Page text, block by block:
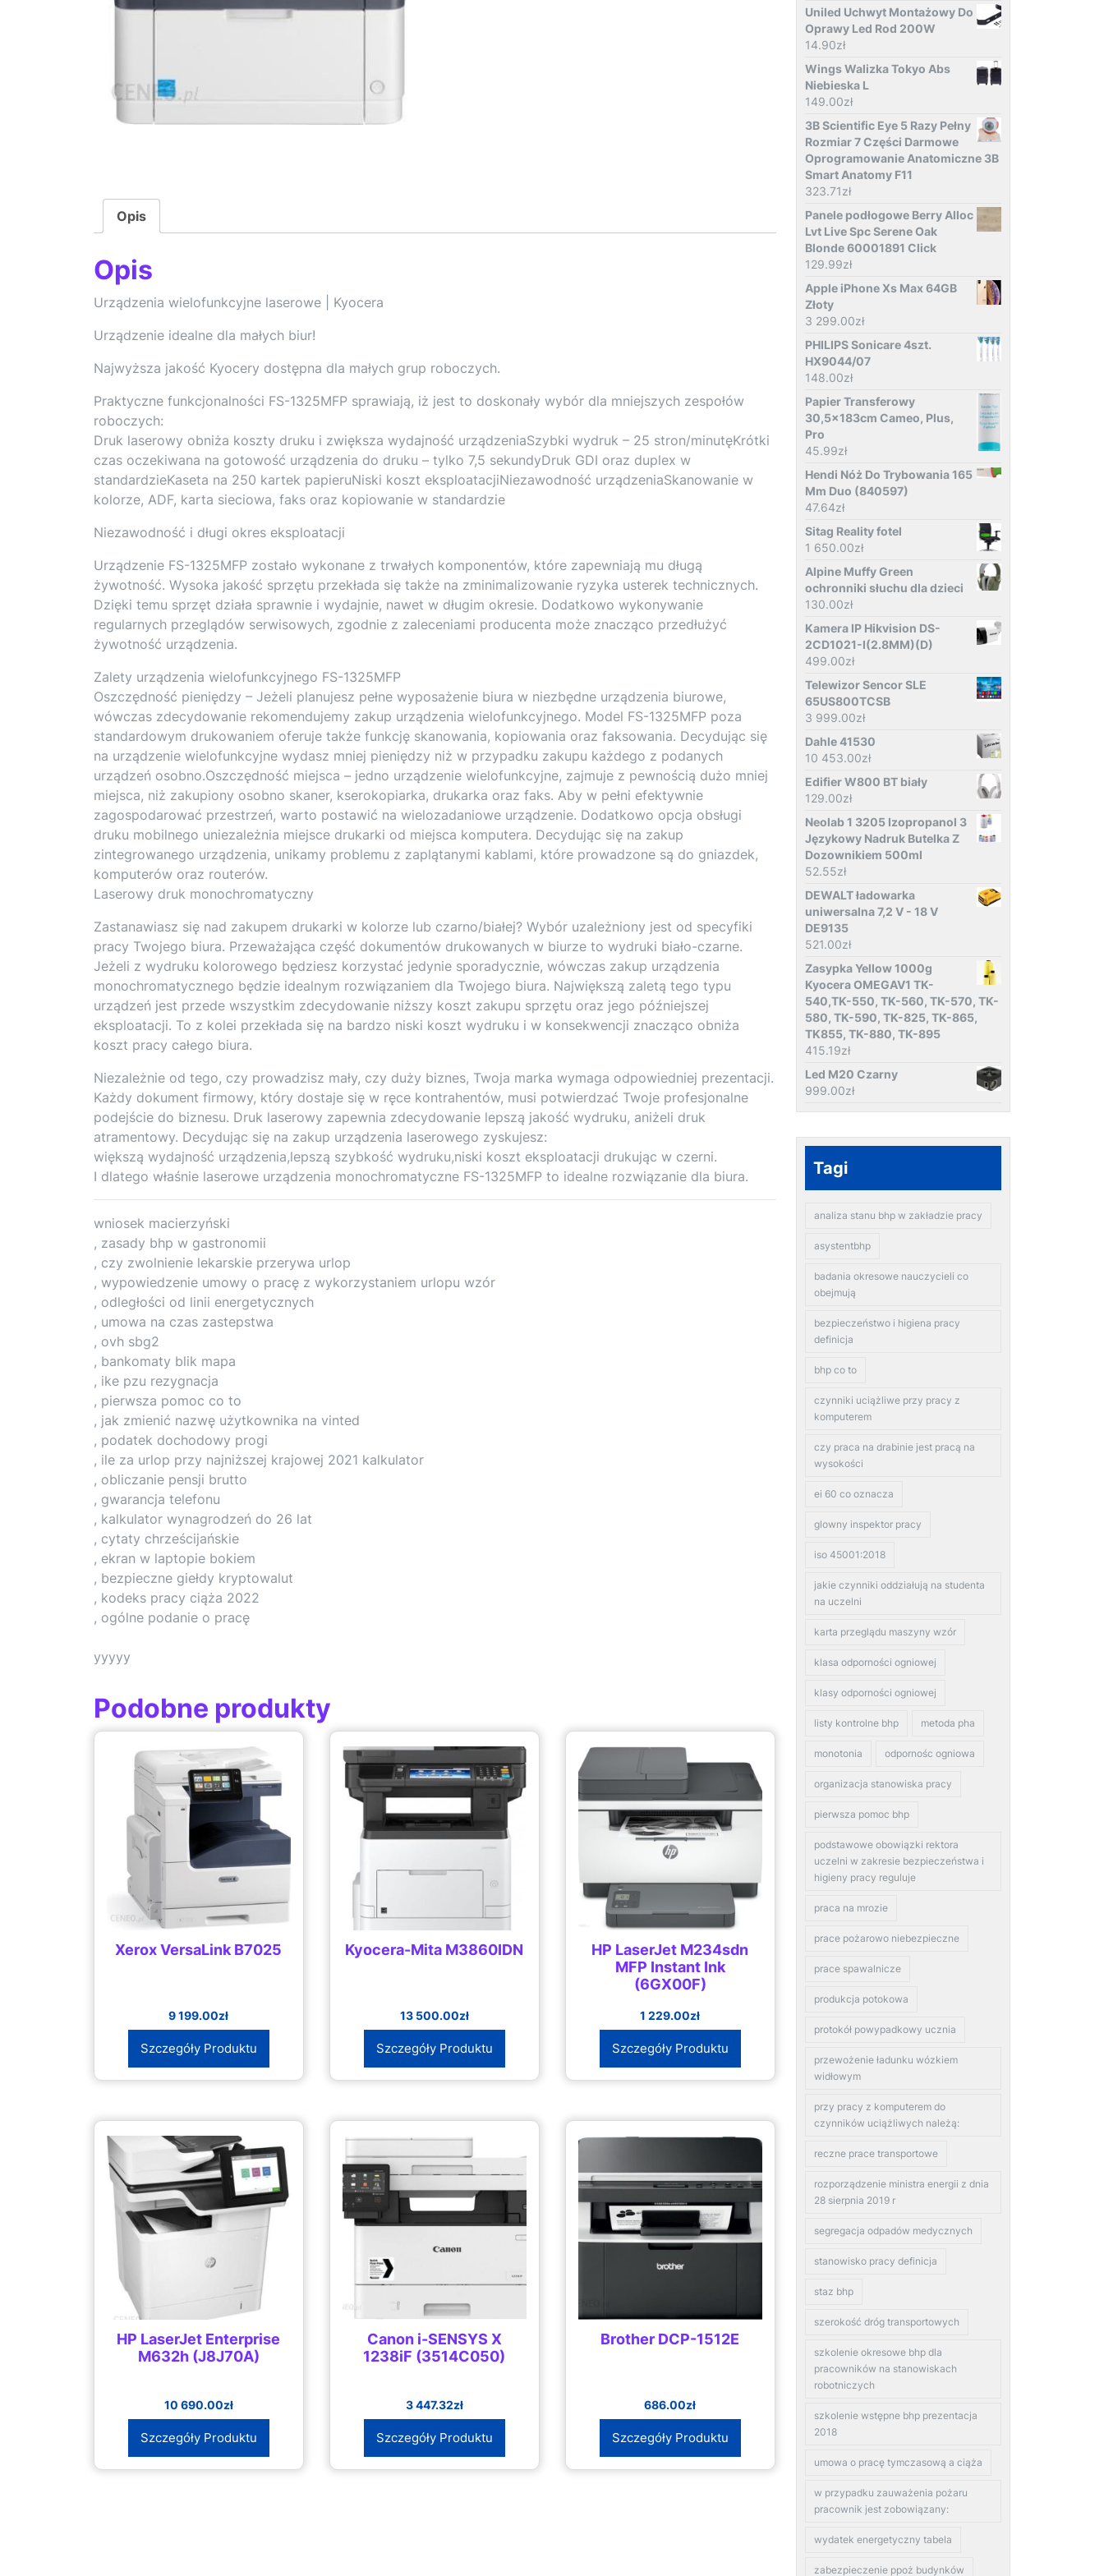
Opis
Opis
Urządzenia wielofunkcyjne laserowe | Kyocera
Urządzenie idealne dla małych biur!
Najwyższa jakość Kyocery dostępna dla małych grup roboczych.
Praktyczne funkcjonalności FS-1325MFP sprawiają, iż jest to doskonały wybór dla mniejszych zespołów
roboczych:
Druk laserowy obniża koszty druku i zwiększa wydajność urządzeniaSzybki wydruk – 25 stron/minutęKrótki
czas oczekiwana na gotowość urządzenia do druku – tylko 7,5 sekundyDruk GDI oraz duplex w
standardzieKaseta na 250 kartek papieruNiski koszt eksploatacjiNiezawodność urządzeniaSkanowanie w
kolorze, ADF, karta sieciowa, faks oraz kopiowanie w standardzie
Niezawodność i długi okres eksploatacji
Urządzenie FS-1325MFP zostało wykonane z trwałych komponentów, które zapewniają mu długą
żywotność. Wysoka jakość sprzętu przekłada się także na zminimalizowanie ryzyka usterek technicznych.
Dzięki temu sprzęt działa sprawnie i wydajnie, nawet w długim okresie. Dodatkowo wykonywanie
regularnych przeglądów serwisowych, zgodnie z zaleceniami producenta może znacząco przedłużyć
żywotność urządzenia.
Zalety urządzenia wielofunkcyjnego FS-1325MFP
Oszczędność pieniędzy – Jeżeli planujesz pełne wyposażenie biura w niezbędne urządzenia biurowe,
wówczas zdecydowanie rekomendujemy zakup urządzenia wielofunkcyjnego. Model FS-1325MFP poza
standardowym drukowaniem oferuje także funkcję skanowania, kopiowania oraz faksowania. Decydując się
na urządzenie wielofunkcyjne wydasz mniej pieniędzy niż w przypadku zakupu każdego z podanych
urządzeń osobno.Oszczędność miejsca – jedno urządzenie wielofunkcyjne, zajmuje z pewnością dużo mniej
miejsca, niż zakupiony osobno skaner, kserokopiarka, drukarka oraz faks. Aby w pełni efektywnie
zagospodarować przestrzeń, warto postawić na wielozadaniowe urządzenie. Dodatkowo opcja obsługi
druku mobilnego uniezależnia miejsce drukarki od miejsca komputera. Decydując się na zakup
zintegrowanego urządzenia, unikamy problemu z zaplątanymi kablami, które prowadzone są do gniazdek,
komputerów oraz routerów.
Laserowy druk monochromatyczny
Zastanawiasz się nad zakupem drukarki w kolorze lub czarno/białej? Wybór uzależniony jest od specyfiki
pracy Twojego biura. Przeważająca część dokumentów drukowanych w biurze to wydruki biało-czarne.
Jeżeli z wydruku kolorowego będziesz korzystać jedynie sporadycznie, wówczas zakup urządzenia
monochromatycznego będzie idealnym rozwiązaniem dla Twojego biura. Największą zaletą tego typu
urządzeń jest przede wszystkim zdecydowanie niższy koszt zakupu sprzętu oraz jego późniejszej
eksploatacji. To z kolei przekłada się na bardzo niski koszt wydruku i w konsekwencji znacząco obniża
koszt pracy całego biura.
Niezależnie od tego, czy prowadzisz mały, czy duży biznes, Twoja marka wymaga odpowiedniej prezentacji.
Każdy dokument firmowy, który dostaje się w ręce kontrahentów, musi potwierdzać Twoje profesjonalne
podejście do biznesu. Druk laserowy zapewnia zdecydowanie lepszą jakość wydruku, aniżeli druk
atramentowy. Decydując się na zakup urządzenia laserowego zyskujesz:
większą wydajność urządzenia,lepszą szybkość wydruku,niski koszt eksploatacji drukując w czerni.
I dlatego właśnie laserowe urządzenia monochromatyczne FS-1325MFP to idealne rozwiązanie dla biura.
wniosek macierzyński
, zasady bhp w gastronomii
, czy zwolnienie lekarskie przerywa urlop
, wypowiedzenie umowy o pracę z wykorzystaniem urlopu wzór
, odległości od linii energetycznych
, umowa na czas zastepstwa
, ovh sbg2
, bankomaty blik mapa
, ike pzu rezygnacja
, pierwsza pomoc co to
, jak zmienić nazwę użytkownika na vinted
, podatek dochodowy progi
, ile za urlop przy najniższej krajowej 2021 kalkulator
, obliczanie pensji brutto
, gwarancja telefonu
, kalkulator wynagrodzeń do 26 lat
, cytaty chrześcijańskie
, ekran w laptopie bokiem
, bezpieczne giełdy kryptowalut
, kodeks pracy ciąża 2022
, ogólne podanie o pracę
yyyyy
Podobne produkty
Xerox VersaLink B7025
9 199.00zł
Szczegóły Produktu
Kyocera-Mita M3860IDN
13 500.00zł
Szczegóły Produktu
HP LaserJet M234sdn
MFP Instant Ink
(6GX00F)
1 229.00zł
Szczegóły Produktu
HP LaserJet Enterprise
M632h (J8J70A)
10 690.00zł
Szczegóły Produktu
Canon i-SENSYS X
1238iF (3514C050)
3 447.32zł
Szczegóły Produktu
Brother DCP-1512E
686.00zł
Szczegóły Produktu
Uniled Uchwyt Montażowy Do
Oprawy Led Rod 200W
14.90zł
Wings Walizka Tokyo Abs
Niebieska L
149.00zł
3B Scientific Eye 5 Razy Pełny
Rozmiar 7 Części Darmowe
Oprogramowanie Anatomiczne 3B
Smart Anatomy F11
323.71zł
Panele podłogowe Berry Alloc
Lvt Live Spc Serene Oak
Blonde 60001891 Click
129.99zł
Apple iPhone Xs Max 64GB
Złoty
3 299.00zł
PHILIPS Sonicare 4szt.
HX9044/07
148.00zł
Papier Transferowy
30,5x183cm Cameo, Plus,
Pro
45.99zł
Hendi Nóż Do Trybowania 165
Mm Duo (840597)
47.64zł
Sitag Reality fotel
1 650.00zł
Alpine Muffy Green
ochronniki słuchu dla dzieci
130.00zł
Kamera IP Hikvision DS-
2CD1021-I(2.8MM)(D)
499.00zł
Telewizor Sencor SLE
65US800TCSB
3 999.00zł
Dahle 41530
10 453.00zł
Edifier W800 BT biały
129.00zł
Neolab 1 3205 Izopropanol 3
Językowy Nadruk Butelka Z
Dozownikiem 500ml
52.55zł
DEWALT ładowarka
uniwersalna 7,2 V - 18 V
DE9135
521.00zł
Zasypka Yellow 1000g
Kyocera OMEGAV1 TK-
540,TK-550, TK-560, TK-570, TK-
580, TK-590, TK-825, TK-865,
TK855, TK-880, TK-895
415.19zł
Led M20 Czarny
999.00zł
Tagi
analiza stanu bhp w zakładzie pracy
asystentbhp
badania okresowe nauczycieli co
obejmują
bezpieczeństwo i higiena pracy
definicja
bhp co to
czynniki uciążliwe przy pracy z
komputerem
czy praca na drabinie jest pracą na
wysokości
ei 60 co oznacza
glowny inspektor pracy
iso 45001:2018
jakie czynniki oddziałują na studenta
na uczelni
karta przeglądu maszyny wzór
klasa odporności ogniowej
klasy odporności ogniowej
listy kontrolne bhp metoda pha
monotonia odpornośc ogniowa
organizacja stanowiska pracy
pierwsza pomoc bhp
podstawowe obowiązki rektora
uczelni w zakresie bezpieczeństwa i
higieny pracy reguluje
praca na mrozie
prace pożarowo niebezpieczne
prace spawalnicze
produkcja potokowa
protokół powypadkowy ucznia
przewożenie ładunku wózkiem
widłowym
przy pracy z komputerem do
czynników uciążliwych należą:
reczne prace transportowe
rozporządzenie ministra energii z dnia
28 sierpnia 2019 r
segregacja odpadów medycznych
stanowisko pracy definicja
staz bhp
szerokość dróg transportowych
szkolenie okresowe bhp dla
pracowników na stanowiskach
robotniczych
szkolenie wstępne bhp prezentacja
2018
umowa o pracę tymczasową a ciąża
w przypadku zauważenia pożaru
pracownik jest zobowiązany:
wydatek energetyczny tabela
zabezpieczenie ppoż budynków